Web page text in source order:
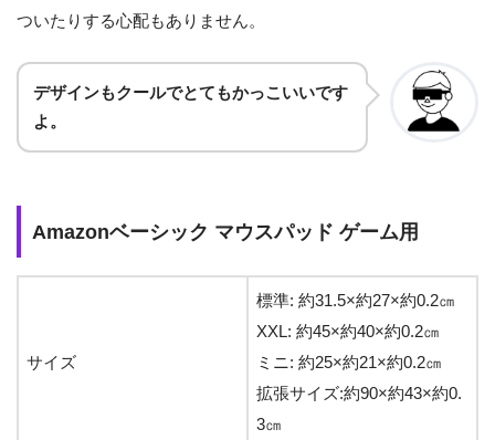
ついたりする心配もありません。
デザインもクールでとてもかっこいいです
よ。
Amazonベーシック マウスパッド ゲーム用
サイズ
標準: 約31.5×約27×約0.2㎝
XXL: 約45×約40×約0.2㎝
ミニ: 約25×約21×約0.2㎝
拡張サイズ:約90×約43×約0.
3㎝